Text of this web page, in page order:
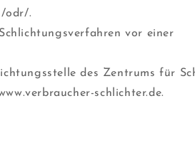
odr/.
vor einer
des Zentrums für
schlichter.de.